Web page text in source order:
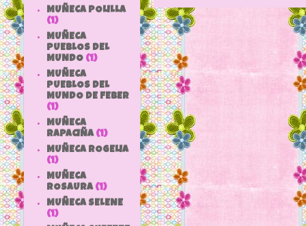
MUÑECA POLILLA
(1)
MUÑECA
PUEBLOS DEL
MUNDO (1)
MUÑECA
PUEBLOS DEL
MUNDO DE FEBER
(1)
MUÑECA
RAPACIÑA (1)
MUÑECA ROGELIA
(1)
MUÑECA
ROSAURA (1)
MUÑECA SELENE
(1)